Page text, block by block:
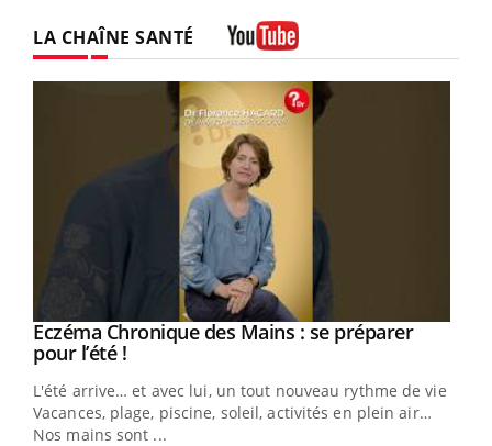
LA CHAÎNE SANTÉ
Youtube
Eczéma Chronique des Mains : se préparer
pour l’été !Youtube
L'été arrive… et avec lui, un tout nouveau rythme de vie !
Vacances, plage, piscine, soleil, activités en plein air…
Nos mains sont ...